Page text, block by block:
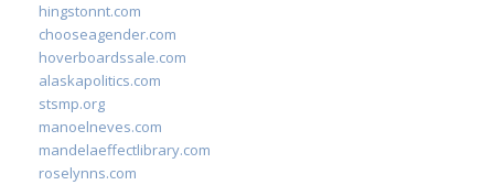
hingstonnt.com
chooseagender.com
hoverboardssale.com
alaskapolitics.com
stsmp.org
manoelneves.com
mandelaeffectlibrary.com
roselynns.com